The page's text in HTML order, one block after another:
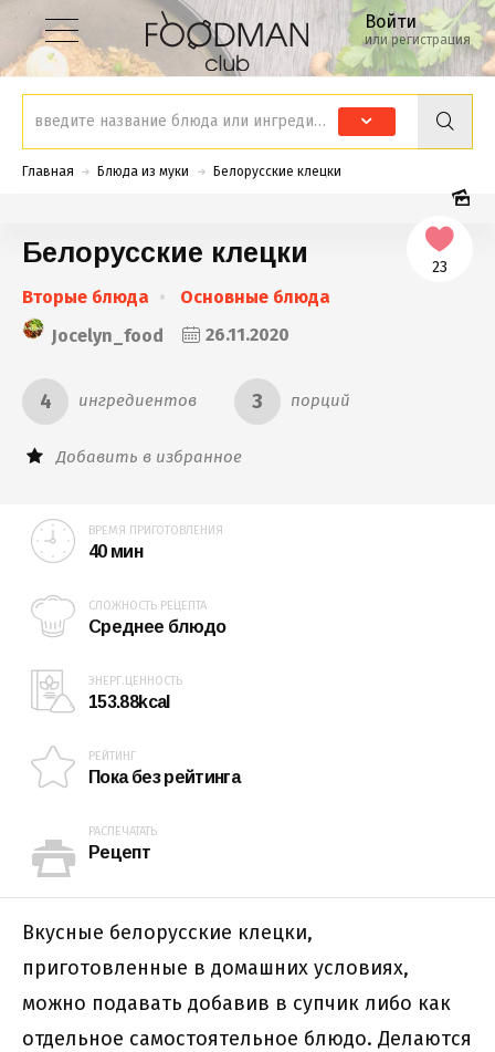
Войти
или регистрация
Главная Блюда из муки Белорусские клецки
Белорусские клецки
Вторые блюда
Основные блюда
Jocelyn_food
26.11.2020
4 ингредиентов 3 порций
Добавить в избранное
23
ВРЕМЯ ПРИГОТОВЛЕНИЯ
40 мин
СЛОЖНОСТЬ РЕЦЕПТА
Среднее блюдо
ЭНЕРГ.ЦЕННОСТЬ
153.88kcal
РЕЙТИНГ
Пока без рейтинга
РАСПЕЧАТАТЬ
Рецепт
Вкусные белорусские клецки,
приготовленные в домашних условиях,
можно подавать добавив в супчик либо как
отдельное самостоятельное блюдо. Делаются